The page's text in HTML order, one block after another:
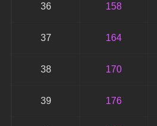
36 158
37 164
38 170
39 176